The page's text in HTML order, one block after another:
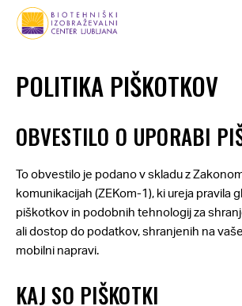
Skok
na
vsebino
POLITIKA PIŠKOTKOV
OBVESTILO O UPORABI
To obvestilo je podano v skladu z
komunikacijah (ZEKom-1), ki ureja pravila
piškotkov in podobnih tehnologij za
ali dostop do podatkov, shranjenih na
mobilni napravi.
KAJ SO PIŠKOTKI